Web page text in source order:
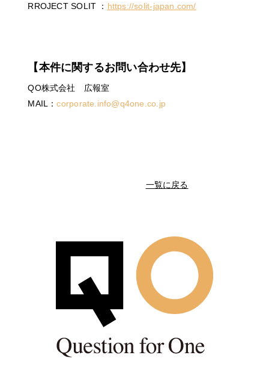
RROJECT SOLIT ： https://solit-japan.com/
【本件に関するお問い合わせ先】
QO株式会社 広報室
MAIL：corporate.info@q4one.co.jp
一覧に戻る